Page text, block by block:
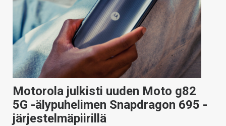
Motorola julkisti uuden Moto g82
5G -älypuhelimen Snapdragon 695 -
järjestelmäpiirillä